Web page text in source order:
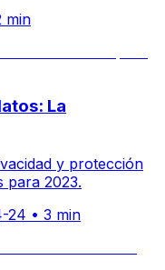
min
La
y protección
para 2023.
24 • 3 min